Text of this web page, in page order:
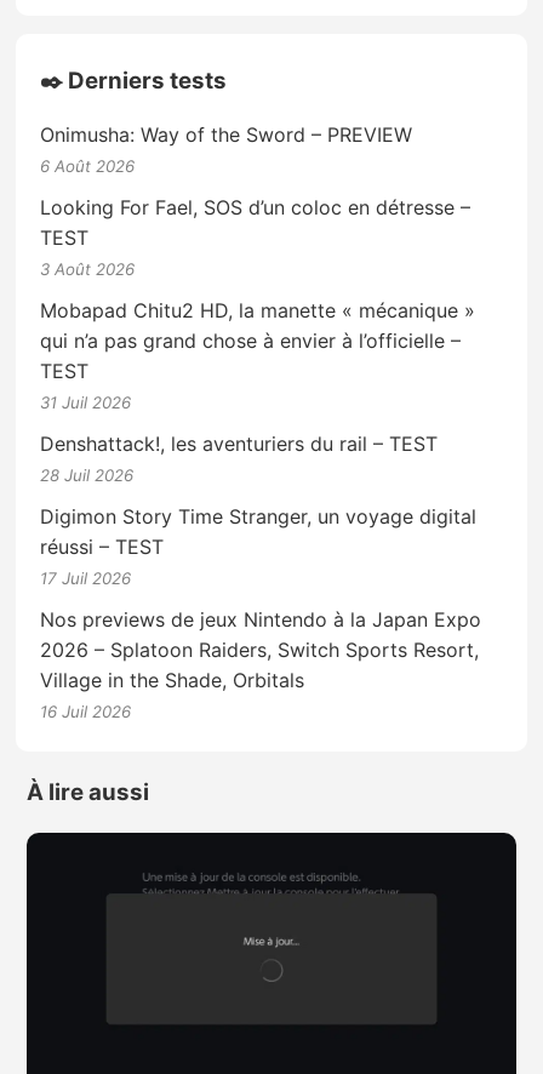
✒️ Derniers tests
Onimusha: Way of the Sword – PREVIEW
6 Août 2026
Looking For Fael, SOS d’un coloc en détresse –
TEST
3 Août 2026
Mobapad Chitu2 HD, la manette « mécanique »
qui n’a pas grand chose à envier à l’officielle –
TEST
31 Juil 2026
Denshattack!, les aventuriers du rail – TEST
28 Juil 2026
Digimon Story Time Stranger, un voyage digital
réussi – TEST
17 Juil 2026
Nos previews de jeux Nintendo à la Japan Expo
2026 – Splatoon Raiders, Switch Sports Resort,
Village in the Shade, Orbitals
16 Juil 2026
À lire aussi